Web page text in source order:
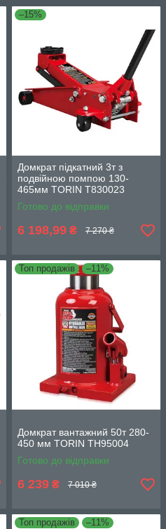
–15%
Домкрат підкатний 3т з
подвійною помпою 130-
465мм TORIN T830023
Готово до відправки
6 198,99 ₴ 7 270 ₴
Топ продажів –11%
Домкрат вантажний 50т 280-
450 мм TORIN TH95004
Готово до відправки
6 239 ₴ 7 010 ₴
Топ продажів –11%